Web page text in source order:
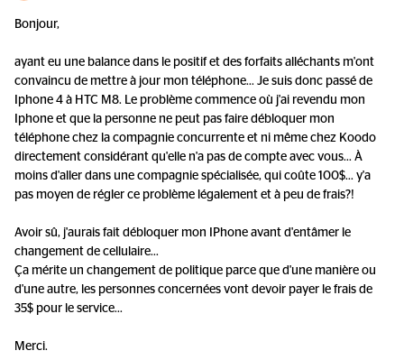
Bonjour,
ayant eu une balance dans le positif et des forfaits alléchants m'ont
convaincu de mettre à jour mon téléphone... Je suis donc passé de
Iphone 4 à HTC M8. Le problème commence où j'ai revendu mon
Iphone et que la personne ne peut pas faire débloquer mon
téléphone chez la compagnie concurrente et ni même chez Koodo
directement considérant qu'elle n'a pas de compte avec vous... À
moins d'aller dans une compagnie spécialisée, qui coûte 100$... y'a
pas moyen de régler ce problème légalement et à peu de frais?!
Avoir sû, j'aurais fait débloquer mon IPhone avant d'entâmer le
changement de cellulaire...
Ça mérite un changement de politique parce que d'une manière ou
d'une autre, les personnes concernées vont devoir payer le frais de
35$ pour le service...
Merci.